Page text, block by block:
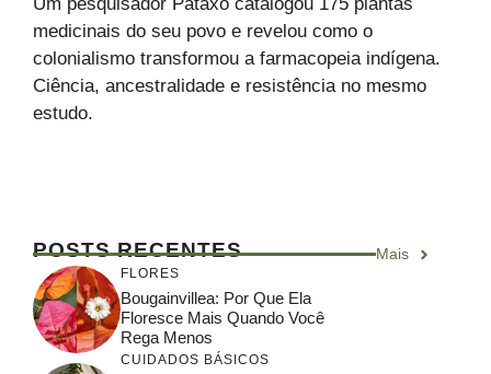
medicinais do seu povo e revelou como o
colonialismo transformou a farmacopeia indígena.
Ciência, ancestralidade e resistência no mesmo
estudo.
POSTS RECENTES Mais
FLORES
Bougainvillea: Por Que Ela
Floresce Mais Quando Você
Rega Menos
CUIDADOS BÁSICOS